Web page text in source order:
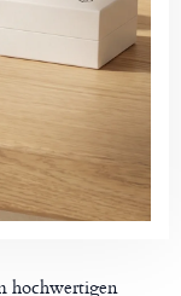
hochwertigen